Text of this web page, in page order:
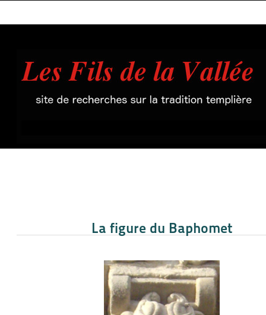
La figure du Baphomet